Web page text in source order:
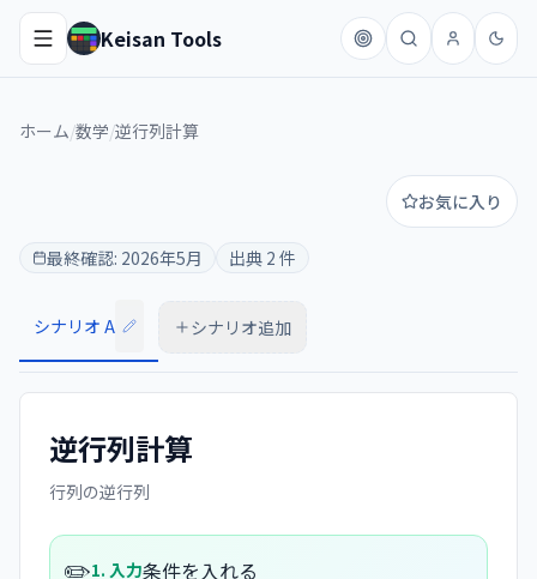
Keisan Tools
ホーム/数学/逆行列計算
お気に入り
最終確認: 2026年5月 出典 2 件
シナリオ A シナリオ追加
逆行列計算
行列の逆行列
✏️1. 入力条件を入れる